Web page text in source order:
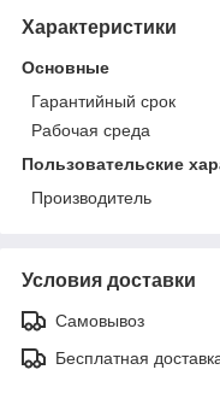
Характеристики
Основные
Гарантийный срок
Рабочая среда
Пользовательские
Производитель
Условия доставки
Самовывоз
Бесплатная